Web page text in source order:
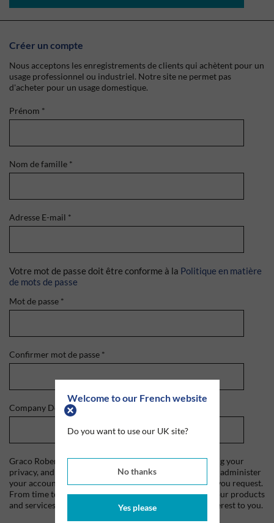
Welcome to our French website
Do you want to use our UK site?
No thanks
Yes please
Créer un compte
Nous acceptons les enregistrements de clients qui achètent pour un
usage professionnel ou industriel. Notre site ne permet pas
d'acheter pour un usage domestique.
Prénom *
Nom de famille *
Adresse E-mail *
Votre mot de passe doit être conforme à la Politique en matière
de mots de passe
Mot de passe *
Confirmer mot de passe *
Company Domain
Graco Roberts is committed to protecting and respecting your
privacy, and we'll only use your personal information to administer
your account and to provide the products and services you request.
From time to time, we would like to contact you about our products
and services, as well as other content that may be of interest to you.